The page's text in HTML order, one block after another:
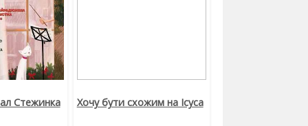
Стежинка Хочу бути схожим на Ісуса